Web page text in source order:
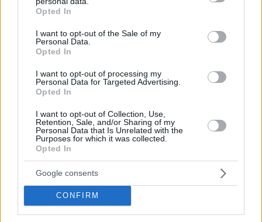
grant or deny consent to Google and its third-party tags to
use your data for below specified purposes in below Google
consent section.
Opted In
I want to opt-out of the Sale of my
Personal Data.
Opted In
I want to opt-out of processing my
Personal Data for Targeted Advertising.
Opted In
I want to opt-out of Collection, Use,
Retention, Sale, and/or Sharing of my
Personal Data that Is Unrelated with the
Purposes for which it was collected.
Opted In
Google consents
CONFIRM
εννοείς…😉
12.11.2024, 18:39
Οταν μιλας για τον αδολδο
12.11.2024, 18:22
ξεχνιομαστε
ΑΠΑΝΤΗΣΗ